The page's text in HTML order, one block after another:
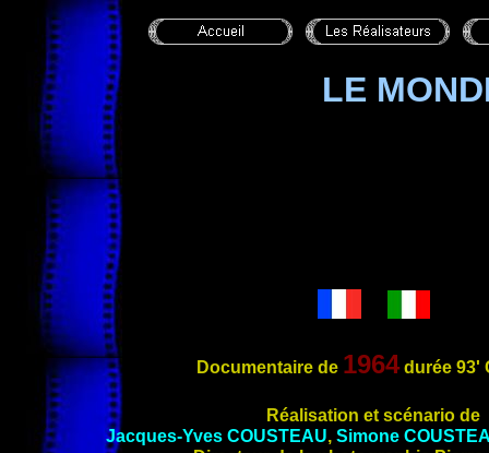
LE
Documentairede 1964durée 93'
Réalisation et scénario de
Jacques-Yves COUSTEAU, Simone